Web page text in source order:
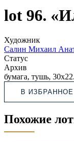
lot 96.
Художник
Салин Михаил
Статус
Архив
бумага, тушь,
В ИЗБРАННОЕ
Похожие